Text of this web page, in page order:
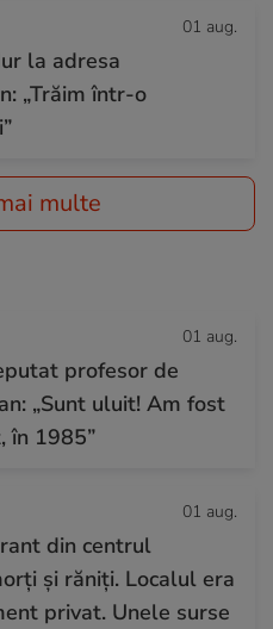
01 aug.
la adresa
„Trăim într-o
multe
01 aug.
profesor de
„Sunt uluit! Am fost
în 1985”
01 aug.
din centrul
și răniți. Localul era
privat. Unele surse